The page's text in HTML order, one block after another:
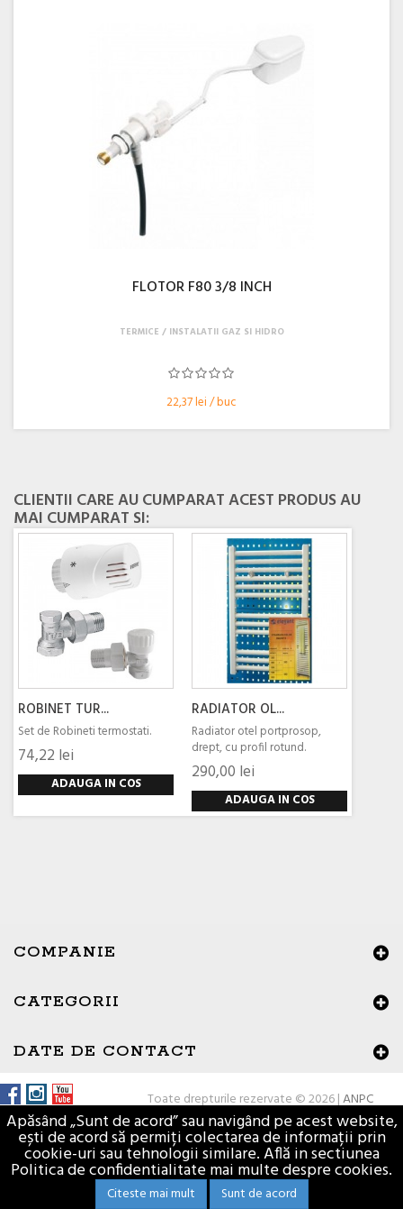
FLOTOR F80 3/8 INCH
22,37 lei / buc
TERMICE INSTALATII GAZ SI HIDRO
CLIENTII CARE AU CUMPARAT ACEST PRODUS AU
MAI CUMPARAT SI:
ROBINET TUR...
Set de Robineti termostati.
74,22 lei
ADAUGA IN COS
RADIATOR OL...
Radiator otel portprosop,
drept, cu profil rotund.
290,00 lei
ADAUGA IN COS
COMPANIE
CATEGORII
DATE DE CONTACT
Toate drepturile rezervate © 2026 |ANPC
Apăsând „Sunt de acord” sau navigând pe acest website,
ești de acord să permiți colectarea de informații prin
cookie-uri sau tehnologii similare. Află in sectiunea
Politica de confidentialitate mai multe despre cookies.
Citeste mai mult Sunt de acord
Buna ziua, Suntem aici sa va ajutam!